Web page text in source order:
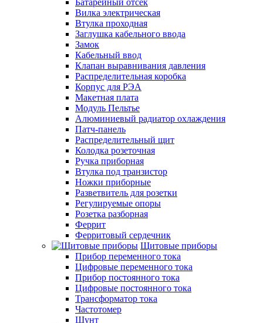
Батарейный отсек
Вилка электрическая
Втулка проходная
Заглушка кабельного ввода
Замок
Кабельный ввод
Клапан выравнивания давления
Распределительная коробка
Корпус для РЭА
Макетная плата
Модуль Пельтье
Алюминиевый радиатор охлаждения
Патч-панель
Распределительный щит
Колодка розеточная
Ручка приборная
Втулка под транзистор
Ножки приборные
Разветвитель для розетки
Регулируемые опоры
Розетка разборная
Феррит
Ферритовый сердечник
Щитовые приборы
Прибор переменного тока
Цифровые переменного тока
Прибор постоянного тока
Цифровые постоянного тока
Трансформатор тока
Частотомер
Шунт